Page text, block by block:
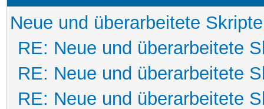
Neue und überarbeitete Skripte
RE: Neue und überarbeitete
RE: Neue und überarbeitete
RE: Neue und überarbeitete